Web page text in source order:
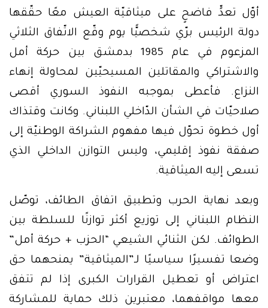
أوّل تعدٍّ فاضحٍ على ميثاقيّة العيش معًا حقّقها
دولة الرئيس برّي شخصيًّا يوم وقّع الاتّفاق الثلاثي
المزعوم في عام 1985 بدمشق بين حركة أمل
والاشتراكي والمقاتلين المسيحيّين لمحاولة إنهاء
النزاع. فأعطى بموجبه النفوذ السوري أقصى
صلاحيّات في الشأن الدّاخلي اللبناني. وكانت وقتذاك
أول خطوة تحوّل فيها مفهوم الشراكة الوطنيّة إلى
صفقة نفوذ إقليمي، وليس التوازن الداخلي الذي
تسعى إليه الميثاقية.
وبعد نهاية الحرب وتطبيق اتفاق الطائف، توصّل
النظام اللبناني إلى توزيع أكثر توازنًا للسلطة بين
الطوائف. لكن الثنائي الشيعي “الحزب + حركة أمل”
وضعا تفسيرًا سياسيًا لـ”الميثاقية” يمنحهما حق
اعتراض أو تعطيل القرارات الكبرى إذا لم تتفق
معها مواقفهما، معتبرين ذلك حماية للمشاركة